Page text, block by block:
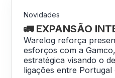
Novidades
🚛 EXPANSÃO
Warelog reforça
esforços com a
estratégica visando o
ligações entre Portugal